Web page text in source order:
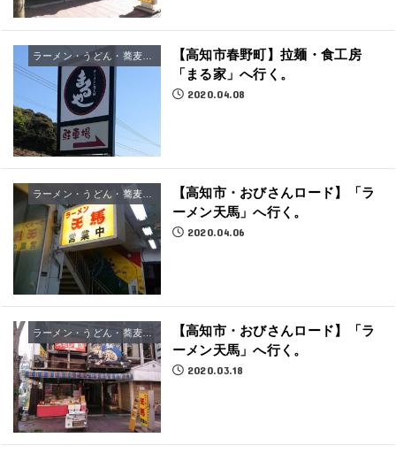
【高知市春野町】拉麺・食工房
「まる家」へ行く。
2020.04.08
【高知市・おびさんロード】「ラ
ーメン天馬」へ行く。
2020.04.06
【高知市・おびさんロード】「ラ
ーメン天馬」へ行く。
2020.03.18